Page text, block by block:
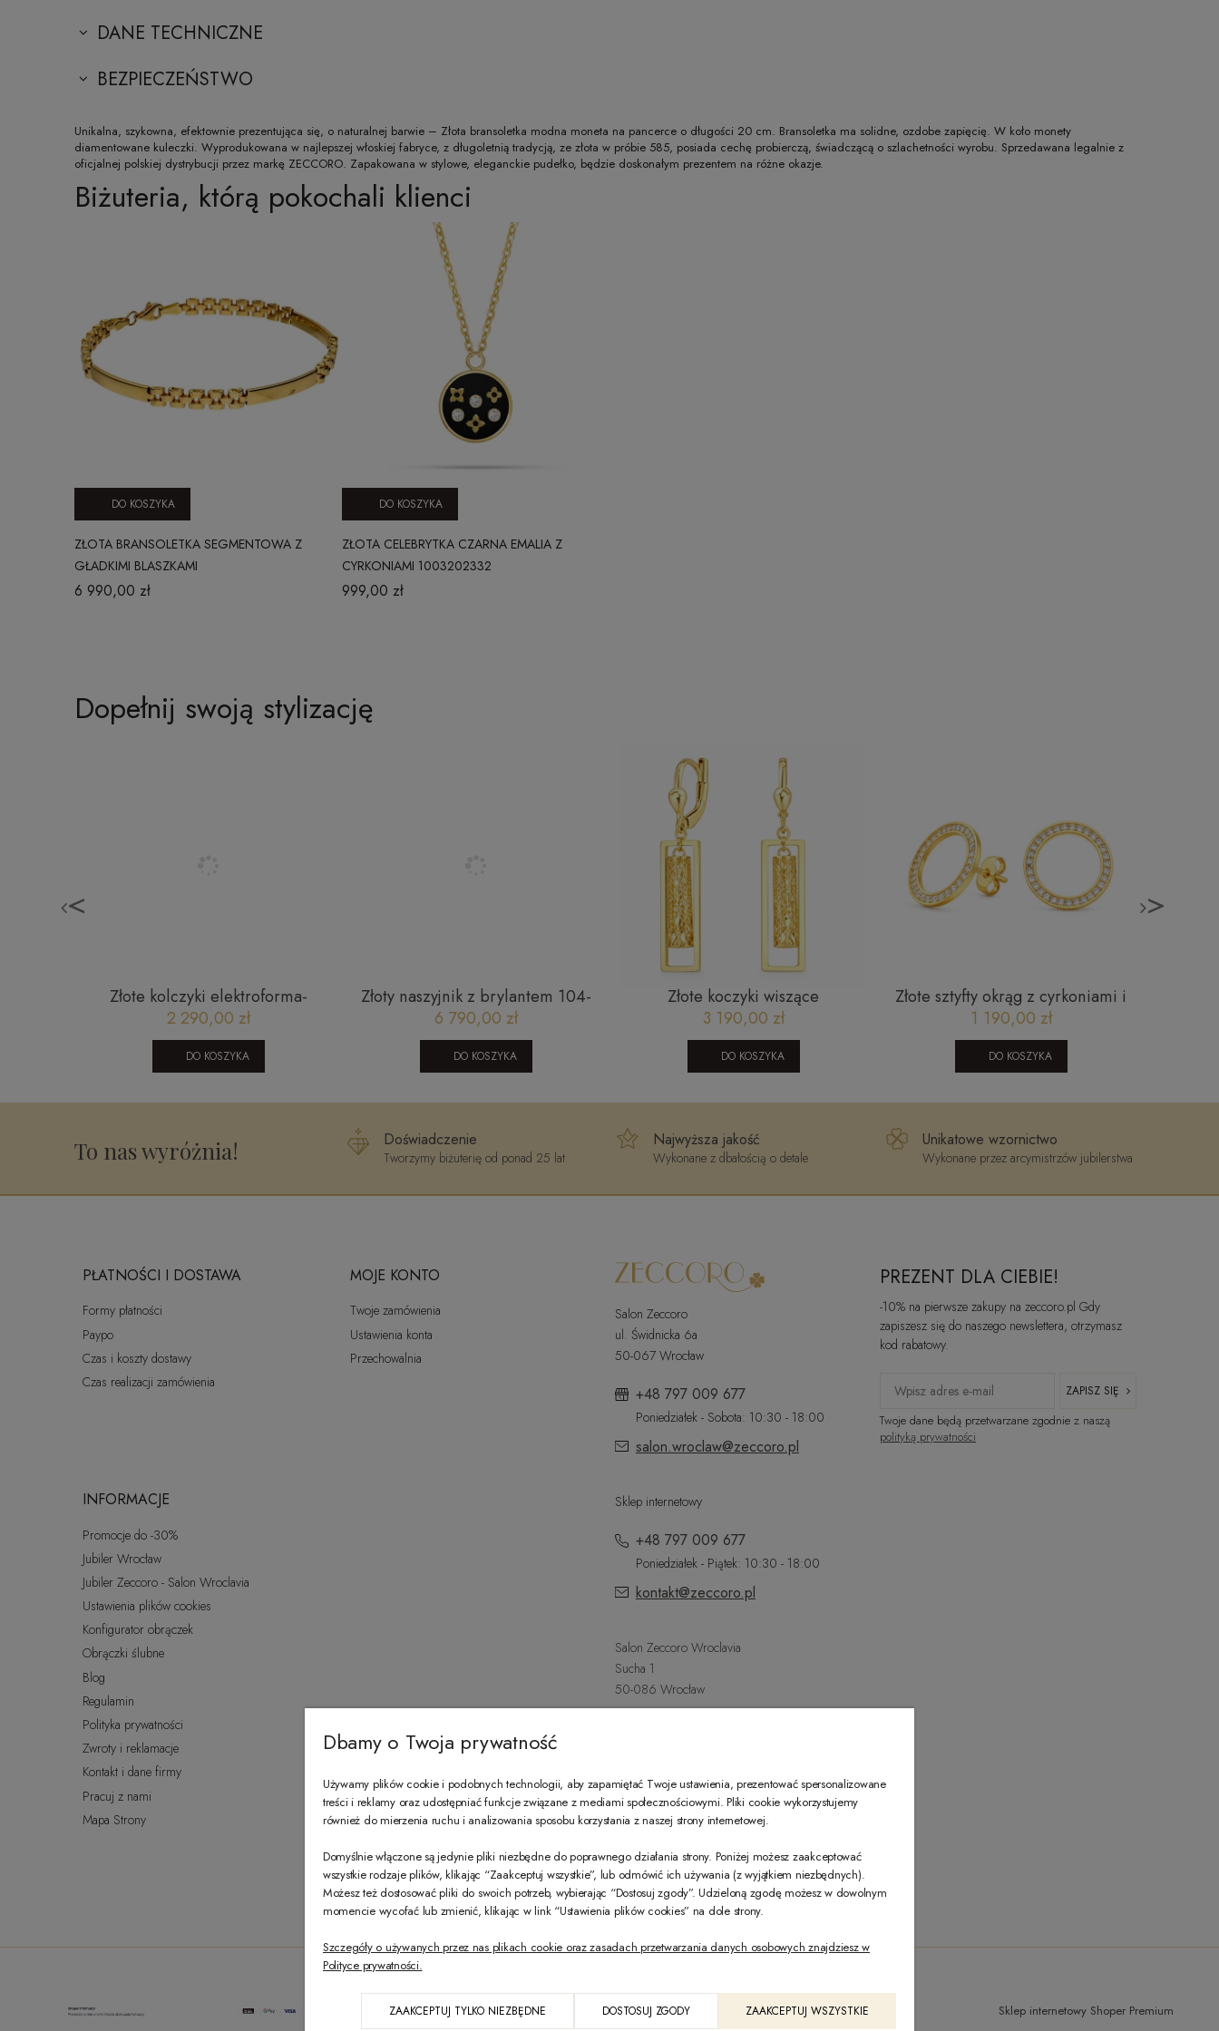
DANE TECHNICZNE
BEZPIECZEŃSTWO
Unikalna, szykowna, efektownie prezentująca się, o naturalnej barwie – Złota bransoletka modna moneta na pancerce o długości 20 cm. Bransoletka ma solidne, ozdobe zapięcię. W koło monety
diamentowane kuleczki. Wyprodukowana w najlepszej włoskiej fabryce, z długoletnią tradycją, ze złota w próbie 585, posiada cechę probierczą, świadczącą o szlachetności wyrobu. Sprzedawana legalnie z
oficjalnej polskiej dystrybucji przez markę ZECCORO. Zapakowana w stylowe, eleganckie pudełko, będzie doskonałym prezentem na różne okazje.
Biżuteria, którą pokochali klienci
ZŁOTA BRANSOLETKA SEGMENTOWA Z
GŁADKIMI BLASZKAMI
6 990,00 zł
DO KOSZYKA
ZŁOTA CELEBRYTKA CZARNA EMALIA Z
CYRKONIAMI 1003202332
999,00 zł
DO KOSZYKA
Dopełnij swoją stylizację
<
Złote kolczyki elektroforma-
gniecione koła
2 290,00 zł
DO KOSZYKA
Złoty naszyjnik z brylantem 104-
10004 (4,2) 0,3 CT
6 790,00 zł
DO KOSZYKA
Złote koczyki wiszące
160420241S2
3 190,00 zł
DO KOSZYKA
Złote sztyfty okrąg z cyrkoniami i
kulkami diamentowanymi
0106202340C
1 190,00 zł
DO KOSZYKA
>
To nas wyróżnia! Doświadczenie
Tworzymy biżuterię od ponad 25 lat
Najwyższa jakość
Wykonane z dbałością o detale
Unikatowe wzornictwo
Wykonane przez arcymistrzów jubilerstwa
PŁATNOŚCI I DOSTAWA
Formy płatności
Paypo
Czas i koszty dostawy
Czas realizacji zamówienia
MOJE KONTO
Twoje zamówienia
Ustawienia konta
Przechowalnia
INFORMACJE
Promocje do -30%
Jubiler Wrocław
Jubiler Zeccoro - Salon Wroclavia
Ustawienia plików cookies
Konfigurator obrączek
Obrączki ślubne
Blog
Regulamin
Polityka prywatności
Zwroty i reklamacje
Kontakt i dane firmy
Pracuj z nami
Mapa Strony
Salon Zeccoro
ul. Świdnicka 6a
50-067 Wrocław
+48 797 009 677
Poniedziałek - Sobota: 10:30 - 18:00
salon.wroclaw@zeccoro.pl
Sklep internetowy
+48 797 009 677
Poniedziałek - Piątek: 10:30 - 18:00
kontakt@zeccoro.pl
Salon Zeccoro Wroclavia
Sucha 1
50-086 Wrocław
wroclavia@zeccoro.pl
PREZENT DLA CIEBIE!
-10% na pierwsze zakupy na zeccoro.pl Gdy
zapiszesz się do naszego newslettera, otrzymasz
kod rabatowy.
ZAPISZ SIĘ
Twoje dane będą przetwarzane zgodnie z naszą
polityką prywatności
Sklep internetowy Shoper Premium
Dbamy o Twoja prywatność
Używamy plików cookie i podobnych technologii, aby zapamiętać Twoje ustawienia, prezentować spersonalizowane
treści i reklamy oraz udostępniać funkcje związane z mediami społecznościowymi. Pliki cookie wykorzystujemy
również do mierzenia ruchu i analizowania sposobu korzystania z naszej strony internetowej.
Domyślnie włączone są jedynie pliki niezbędne do poprawnego działania strony. Poniżej możesz zaakceptować
wszystkie rodzaje plików, klikając “Zaakceptuj wszystkie”, lub odmówić ich używania (z wyjątkiem niezbędnych).
Możesz też dostosować pliki do swoich potrzeb, wybierając “Dostosuj zgody”. Udzieloną zgodę możesz w dowolnym
momencie wycofać lub zmienić, klikając w link “Ustawienia plików cookies” na dole strony.
Szczegóły o używanych przez nas plikach cookie oraz zasadach przetwarzania danych osobowych znajdziesz w
Polityce prywatności.
ZAAKCEPTUJ TYLKO NIEZBĘDNE DOSTOSUJ ZGODY ZAAKCEPTUJ WSZYSTKIE